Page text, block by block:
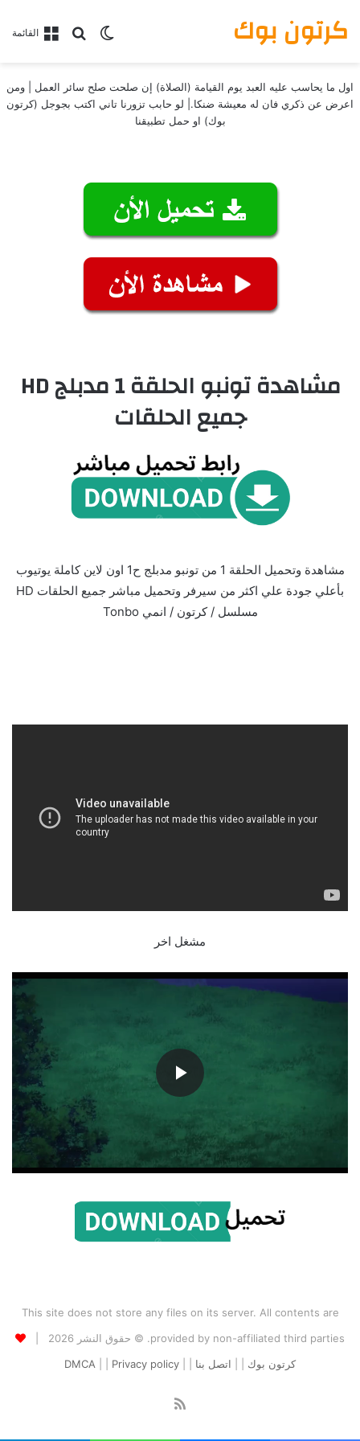
القائمةبحث عن
الوضع المظلم كرتون بوك
اول ما يحاسب عليه العبد يوم القيامة (الصلاة) إن صلحت صلح سائر العمل | ومن
اعرض عن ذكري فان له معيشة ضنكا.| لو حابب تزورنا تاني اكتب بجوجل (كرتون
بوك) او حمل تطبيقنا
مشاهدة تونبو الحلقة 1 مدبلج HD
جميع الحلقات
مشاهدة وتحميل الحلقة 1 من تونبو مدبلج ح1 اون لاين كاملة يوتيوب
بأعلي جودة علي اكثر من سيرفر وتحميل مباشر جميع الحلقات HD
مسلسل / كرتون / انمي Tonbo
مشغل اخر
This site does not store any files on its server. All contents are
provided by non-affiliated third parties. © حقوق النشر 2026 |
كرتون بوك
اتصل بنا DMCA Privacy policy
ملخص